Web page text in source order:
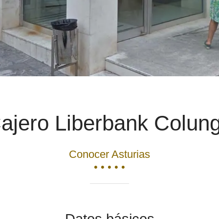
Liberbank
Conocer Asturias
• • • • •